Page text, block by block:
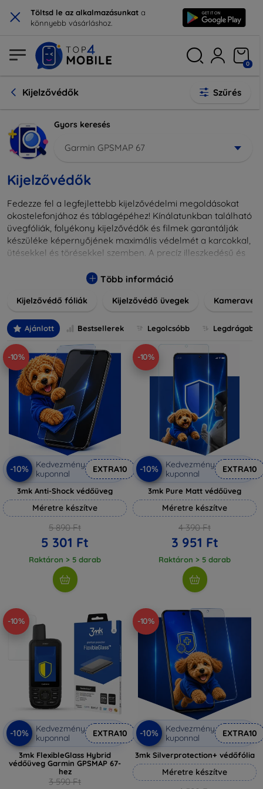
× Töltsd le az alkalmazásunkat a
könnyebb vásárláshoz.
0
Kijelzővédők Szűrés
Gyors keresés
Garmin GPSMAP 67
Kijelzővédők
Fedezze fel a legfejlettebb kijelzővédelmi megoldásokat
okostelefonjához és táblagépéhez! Kínálatunkban található
üvegfóliák, folyékony kijelzővédők és filmek garantálják
készüléke képernyőjének maximális védelmét a karcokkal,
ütésekkel és törésekkel szemben. A precíz illeszkedésű és
hanem kristálytiszta képet is biztosítanak, megőrzi a
méretű és stílusú kijelzővédőink közül, hogy a
Legyen szó teljes fedésről vagy íves kijelzővédelemről, a
minőséget szem előtt tartva kínálunk megoldásokat
minden eszközre.
Több információ
Kijelzővédő fóliák Kijelzővédő üvegek
Ajánlott Bestsellerek Legolcsóbb Legdrágabb
-10%
-10%
Kedvezmény
kuponnal
EXTRA10
3mk Anti-Shock védőüveg
Méretre készítve
5 890 Ft
5 301 Ft
Raktáron > 5 darab
-10%
-10%
Kedvezmény
kuponnal
EXTRA10
3mk Pure Matt védőüveg
Méretre készítve
4 390 Ft
3 951 Ft
Raktáron > 5 darab
-10%
-10%
Kedvezmény
kuponnal
EXTRA10
3mk FlexibleGlass Hybrid
védőüveg Garmin GPSMAP 67-
hez
3 590 Ft
-10%
-10%
Kedvezmény
kuponnal
EXTRA10
3mk Silverprotection+ védőfólia
Méretre készítve